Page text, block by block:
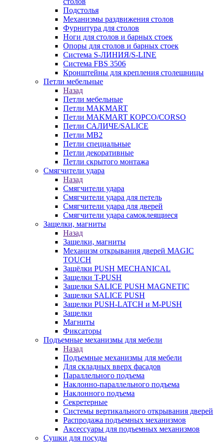
Подстолья
Механизмы раздвижения столов
Фурнитура для столов
Ноги для столов и барных стоек
Опоры для столов и барных стоек
Система S-ЛИНИЯ/S-LINE
Система FBS 3506
Кронштейны для крепления столешницы
Петли мебельные
Назад
Петли мебельные
Петли MAKMART
Петли MAKMART КОРСО/CORSO
Петли САЛИЧЕ/SALICE
Петли MB2
Петли специальные
Петли декоративные
Петли скрытого монтажа
Смягчители удара
Назад
Смягчители удара
Смягчители удара для петель
Смягчители удара для дверей
Cмягчители удара самоклеящиеся
Защелки, магниты
Назад
Защелки, магниты
Механизм открывания дверей MAGIC
TOUCH
Защёлки PUSH MECHANICAL
Защелки T-PUSH
Защелки SALICE PUSH MAGNETIC
Защелки SALICE PUSH
Защелки PUSH-LATCH и M-PUSH
Защелки
Магниты
Фиксаторы
Подъемные механизмы для мебели
Назад
Подъемные механизмы для мебели
Для складных вверх фасадов
Параллельного подъема
Наклонно-параллельного подъема
Наклонного подъема
Секретерные
Системы вертикального открывания дверей
Распродажа подъемных механизмов
Аксессуары для подъемных механизмов
Сушки для посуды